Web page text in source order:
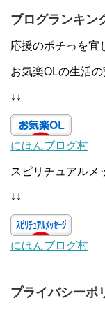
ブログランキン
応援のポチっを
お気楽OLの生活の
↓↓
にほんブログ村
スピリチュアルメ
↓↓
にほんブログ村
プライバシーポ